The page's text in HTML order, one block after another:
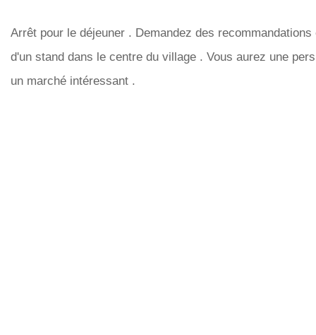
Arrêt pour le déjeuner . Demandez des
d'un stand dans le centre du village . Vous aurez une
un marché intéressant .